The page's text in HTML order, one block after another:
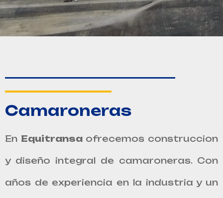
Camaroneras
En Equitransaofrecemos construccion
y diseño integral de camaroneras. Con
años de experiencia en la industria y un